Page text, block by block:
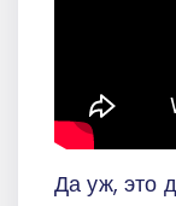
Да уж, это